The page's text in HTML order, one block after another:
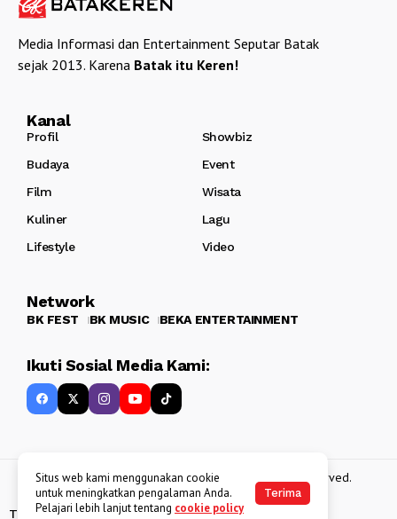
Media Informasi dan Entertainment Seputar Batak
sejak 2013. Karena Batak itu Keren!
Kanal
Profil
Showbiz
Budaya
Event
Film
Wisata
Kuliner
Lagu
Lifestyle
Video
Network
BK FEST BK MUSIC BEKA ENTERTAINMENT
Ikuti Sosial Media Kami:
Copyright 2013 - 2025BATAKKEREN . All rights reserved.
Tentang Kami Kebijakan Data Pribadi Disclaimer
Situs web kami menggunakan cookie
untuk meningkatkan pengalaman Anda.
Pelajari lebih lanjut tentang cookie policy
Terima